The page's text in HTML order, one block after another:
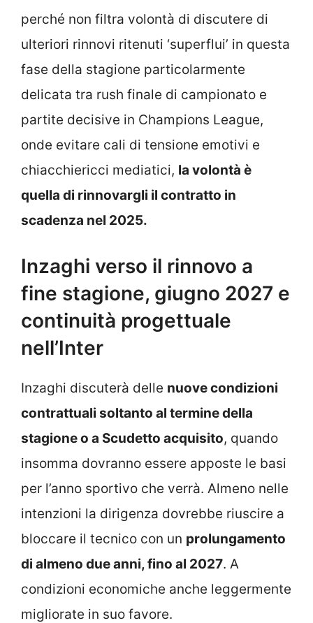
perché non filtra volontà di discutere di
ulteriori rinnovi ritenuti ‘superflui’ in questa
fase della stagione particolarmente
delicata tra rush finale di campionato e
partite decisive in Champions League,
onde evitare cali di tensione emotivi e
chiacchiericci mediatici, la volontà è
quella di rinnovargli il contratto in
scadenza nel 2025.
Inzaghi verso il rinnovo a
fine stagione, giugno 2027 e
continuità progettuale
nell’Inter
Inzaghi discuterà delle nuove condizioni
contrattuali soltanto al termine della
stagione o a Scudetto acquisito, quando
insomma dovranno essere apposte le basi
per l’anno sportivo che verrà. Almeno nelle
intenzioni la dirigenza dovrebbe riuscire a
bloccare il tecnico con un prolungamento
di almeno due anni, fino al 2027. A
condizioni economiche anche leggermente
migliorate in suo favore.